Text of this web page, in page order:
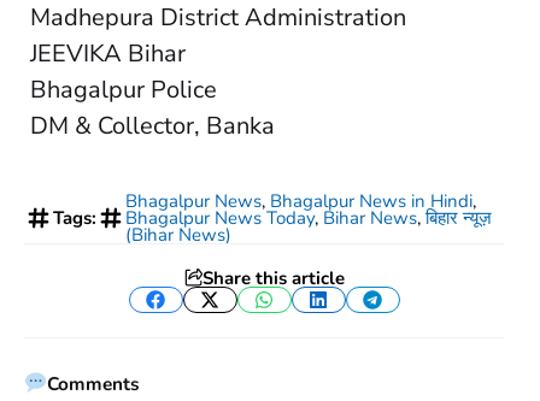
Madhepura District Administration
JEEVIKA Bihar
Bhagalpur Police
DM & Collector, Banka
Tags:
Bhagalpur News, Bhagalpur News in Hindi,
Bhagalpur News Today, Bihar News,बिहार न्यूज़
(Bihar News)
Share this article
Facebook
TwitterWhatsApp
LinkedInTelegram
Comments